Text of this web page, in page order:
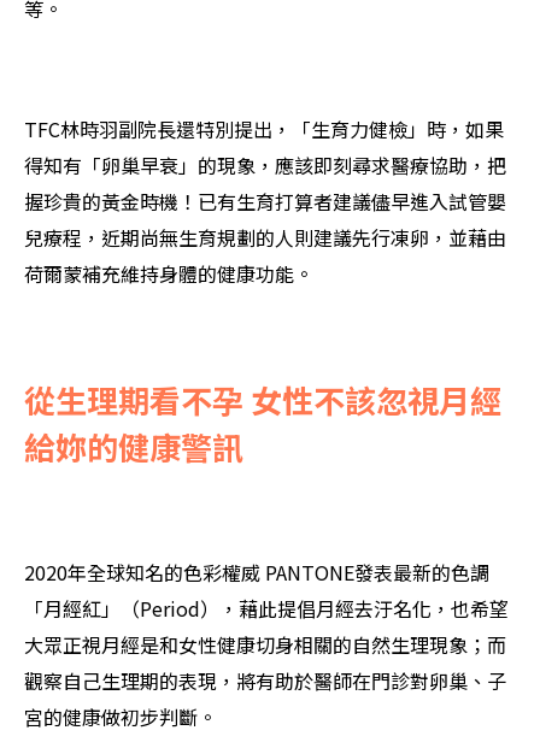
等。
TFC林時羽副院長還特別提出，「生育力健檢」時，如果
得知有「卵巢早衰」的現象，應該即刻尋求醫療協助，把
握珍貴的黃金時機！已有生育打算者建議儘早進入試管嬰
兒療程，近期尚無生育規劃的人則建議先行凍卵，並藉由
荷爾蒙補充維持身體的健康功能。
從生理期看不孕 女性不該忽視月經
給妳的健康警訊
2020年全球知名的色彩權威 PANTONE發表最新的色調
「月經紅」（Period），藉此提倡月經去汙名化，也希望
大眾正視月經是和女性健康切身相關的自然生理現象；而
觀察自己生理期的表現，將有助於醫師在門診對卵巢、子
宮的健康做初步判斷。